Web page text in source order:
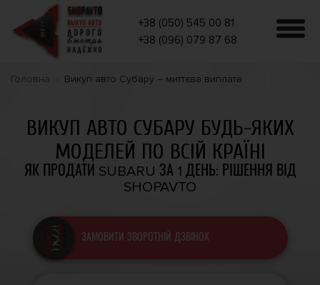
+38 (050) 545 00 81
+38 (096) 079 87 68
Головна Викуп авто Субару – миттєва виплата
ВИКУП АВТО СУБАРУ БУДЬ-ЯКИХ
МОДЕЛЕЙ ПО ВСІЙ КРАЇНІ
ЯК ПРОДАТИ SUBARU ЗА 1 ДЕНЬ: РІШЕННЯ ВІД
SHOPAVTO
ЗАМОВИТИ ЗВОРОТНІЙ ДЗВІНОК